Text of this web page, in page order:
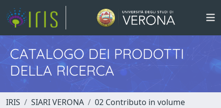
CATALOGO DEI PRODOTTI
DELLA RICERCA
IRIS SIARI VERONA
02 Contributo in volume